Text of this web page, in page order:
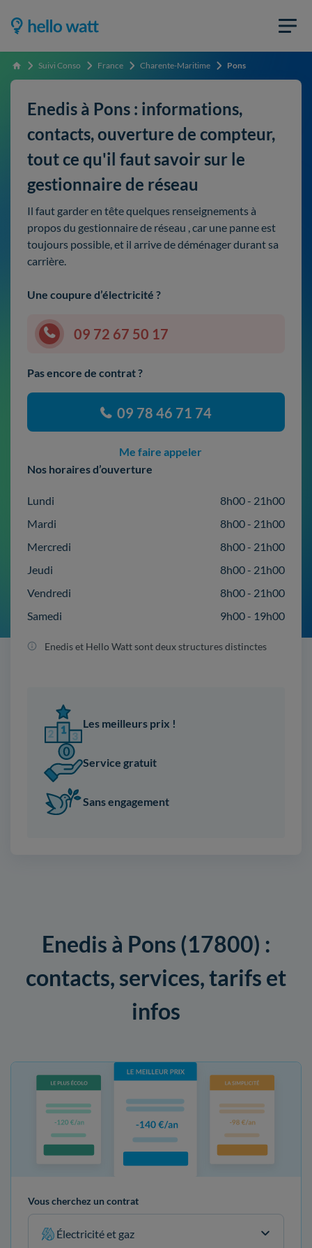
Accueil Suivi Conso France Charente-Maritime Pons
Enedis à Pons : informations,
contacts, ouverture de compteur,
tout ce qu'il faut savoir sur le
gestionnaire de réseau
Il faut garder en tête quelques renseignements à
propos du gestionnaire de réseau , car une panne est
toujours possible, et il arrive de déménager durant sa
carrière.
Une coupure d’électricité ?
09 72 67 50 17
Pas encore de contrat ?
09 78 46 71 74
Me faire appeler
Nos horaires d’ouverture
Lundi
8h00 - 21h00
Mardi
8h00 - 21h00
Mercredi
8h00 - 21h00
Jeudi
8h00 - 21h00
Vendredi
8h00 - 21h00
Samedi
9h00 - 19h00
Enedis et Hello Watt sont deux structures distinctes
Les meilleurs prix !
Service gratuit
Sans engagement
Enedis à Pons (17800) :
contacts, services, tarifs et
infos
Vous cherchez un contrat
Électricité et gaz